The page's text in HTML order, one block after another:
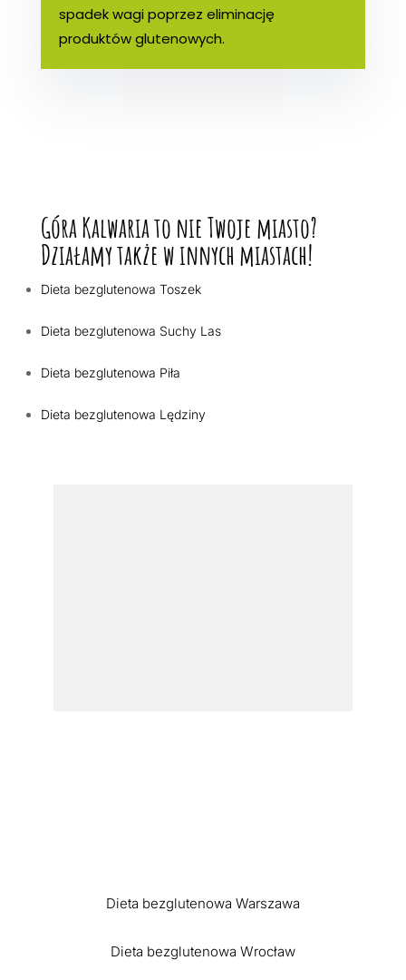
spadek wagi poprzez eliminację
produktów glutenowych.
Góra Kalwaria to nie Twoje miasto?
Działamy także w innych miastach!
Dieta bezglutenowa Toszek
Dieta bezglutenowa Suchy Las
Dieta bezglutenowa Piła
Dieta bezglutenowa Lędziny
Dieta bezglutenowa Warszawa
Dieta bezglutenowa Wrocław